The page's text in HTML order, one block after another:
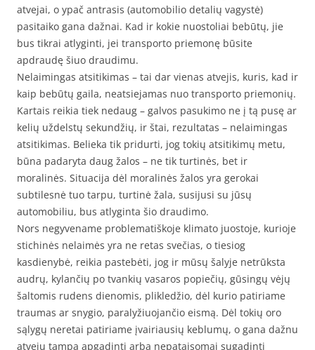
atvejai, o ypač antrasis (automobilio detalių vagystė)
pasitaiko gana dažnai. Kad ir kokie nuostoliai bebūtų, jie
bus tikrai atlyginti, jei transporto priemonę būsite
apdraudę šiuo draudimu.
Nelaimingas atsitikimas – tai dar vienas atvejis, kuris, kad ir
kaip bebūtų gaila, neatsiejamas nuo transporto priemonių.
Kartais reikia tiek nedaug – galvos pasukimo ne į tą pusę ar
kelių uždelstų sekundžių, ir štai, rezultatas – nelaimingas
atsitikimas. Belieka tik pridurti, jog tokių atsitikimų metu,
būna padaryta daug žalos – ne tik turtinės, bet ir
moralinės. Situacija dėl moralinės žalos yra gerokai
subtilesnė tuo tarpu, turtinė žala, susijusi su jūsų
automobiliu, bus atlyginta šio draudimo.
Nors negyvename problematiškoje klimato juostoje, kurioje
stichinės nelaimės yra ne retas svečias, o tiesiog
kasdienybė, reikia pastebėti, jog ir mūsų šalyje netrūksta
audrų, kylančių po tvankių vasaros popiečių, gūsingų vėjų
šaltomis rudens dienomis, plikledžio, dėl kurio patiriame
traumas ar snygio, paralyžiuojančio eismą. Dėl tokių oro
sąlygų neretai patiriame įvairiausių keblumų, o gana dažnu
atveju tampa apgadinti arba nepataisomai sugadinti